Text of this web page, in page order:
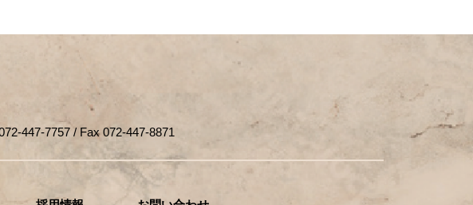
7757 / Fax 072-447-8871